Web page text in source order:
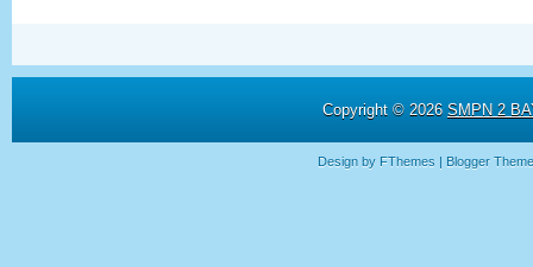
Copyright © 2026 SMPN 2
Design by FThemes | Blogger